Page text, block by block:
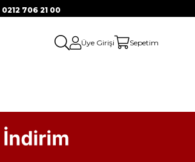
0212 706 21 00
Üye Girişi Sepetim